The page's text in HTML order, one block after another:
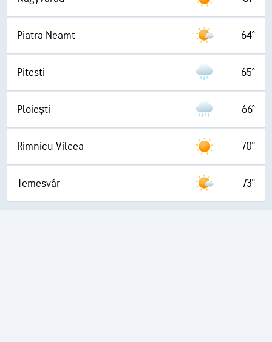
Piatra Neamt 64°
Pitesti 65°
Ploiești 66°
Rimnicu Vilcea 70°
Temesvár 73°